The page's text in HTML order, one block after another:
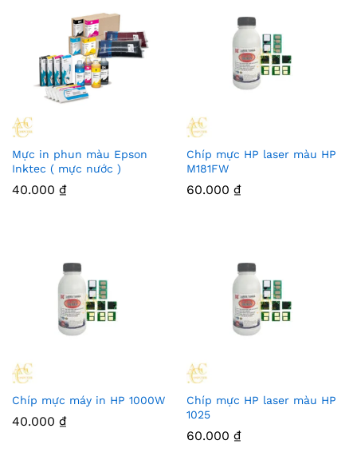
Mực in phun màu Epson
Inktec ( mực nước )
40.000 ₫
Chíp mực HP laser màu HP
M181FW
60.000 ₫
Chíp mực máy in HP 1000W
40.000 ₫
Chíp mực HP laser màu HP
1025
60.000 ₫